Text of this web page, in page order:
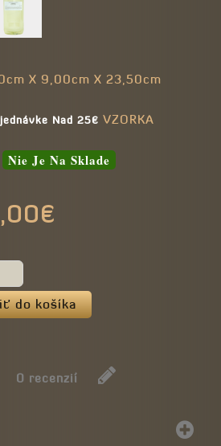
X 9,00cm X 23,50cm
Nad 25€ VZORKA
Nie Je Na Sklade
do košíka
0 recenzií